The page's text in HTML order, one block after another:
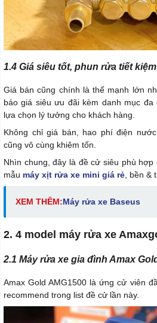
1.4 Giá siêu tốt, phun rửa tiết kiệm
Giá bán cũng chính là thế mạnh lớn
báo giá siêu ưu đãi kèm danh mục đa
lựa chọn lý tưởng cho khách hàng.
Không chỉ giá bán, hao phí điện
cũng vô cùng khiêm tốn.
Nhìn chung, đây là đề cử siêu phù
mẫu máy xịt rửa xe mini giá rẻ, bền &
XEM THÊM:Máy rửa xe Baseus
2. 4 model máy rửa xe
2.1 Máy rửa xe gia đình Amax
Amax Gold AMG1500 là ứng cử viên
recommend trong list đề cử lần này.